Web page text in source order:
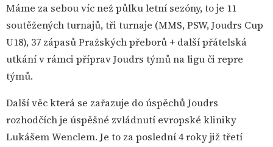
Máme za sebou víc než půlku letní sezóny, to je 11
soutěžených turnajů, tři turnaje (MMS, PSW, Joudrs Cup
U18), 37 zápasů Pražských přeborů + další přátelská
utkání v rámci příprav Joudrs týmů na ligu či repre
týmů.
Další věc která se zařazuje do úspěchů Joudrs
rozhodčích je úspěšné zvládnutí evropské kliniky
Lukášem Wenclem. Je to za poslední 4 roky již třetí